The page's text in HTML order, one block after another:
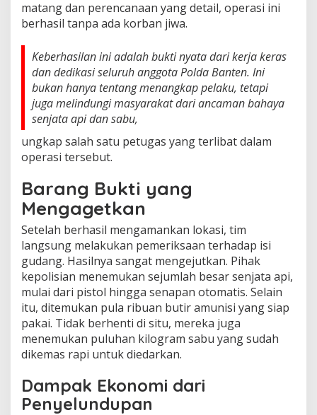
matang dan perencanaan yang detail, operasi ini
berhasil tanpa ada korban jiwa.
Keberhasilan ini adalah bukti nyata dari kerja keras
dan dedikasi seluruh anggota Polda Banten. Ini
bukan hanya tentang menangkap pelaku, tetapi
juga melindungi masyarakat dari ancaman bahaya
senjata api dan sabu,
ungkap salah satu petugas yang terlibat dalam
operasi tersebut.
Barang Bukti yang
Mengagetkan
Setelah berhasil mengamankan lokasi, tim
langsung melakukan pemeriksaan terhadap isi
gudang. Hasilnya sangat mengejutkan. Pihak
kepolisian menemukan sejumlah besar senjata api,
mulai dari pistol hingga senapan otomatis. Selain
itu, ditemukan pula ribuan butir amunisi yang siap
pakai. Tidak berhenti di situ, mereka juga
menemukan puluhan kilogram sabu yang sudah
dikemas rapi untuk diedarkan.
Dampak Ekonomi dari
Penyelundupan